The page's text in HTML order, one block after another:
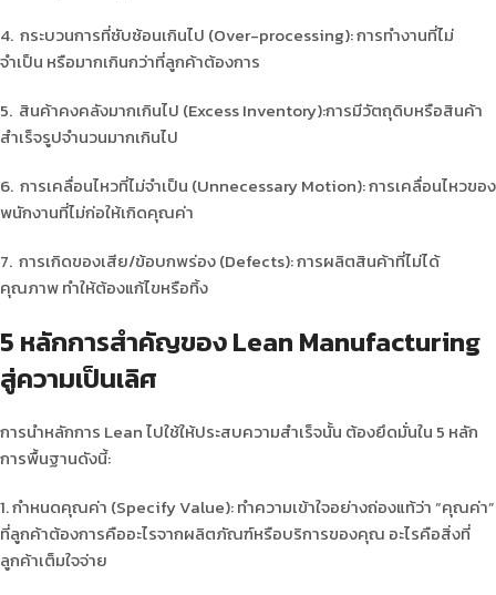
4. กระบวนการที่ซับซ้อนเกินไป (Over-processing): การทำงานที่ไม่
จำเป็น หรือมากเกินกว่าที่ลูกค้าต้องการ
5. สินค้าคงคลังมากเกินไป (Excess Inventory):การมีวัตถุดิบหรือสินค้า
สำเร็จรูปจำนวนมากเกินไป
6. การเคลื่อนไหวที่ไม่จำเป็น (Unnecessary Motion): การเคลื่อนไหวของ
พนักงานที่ไม่ก่อให้เกิดคุณค่า
7. การเกิดของเสีย/ข้อบกพร่อง (Defects): การผลิตสินค้าที่ไม่ได้
คุณภาพ ทำให้ต้องแก้ไขหรือทิ้ง
5 หลักการสำคัญของ Lean Manufacturing
สู่ความเป็นเลิศ
การนำหลักการ Lean ไปใช้ให้ประสบความสำเร็จนั้น ต้องยึดมั่นใน 5 หลัก
การพื้นฐานดังนี้:
1. กำหนดคุณค่า (Specify Value): ทำความเข้าใจอย่างถ่องแท้ว่า “คุณค่า”
ที่ลูกค้าต้องการคืออะไรจากผลิตภัณฑ์หรือบริการของคุณ อะไรคือสิ่งที่
ลูกค้าเต็มใจจ่าย